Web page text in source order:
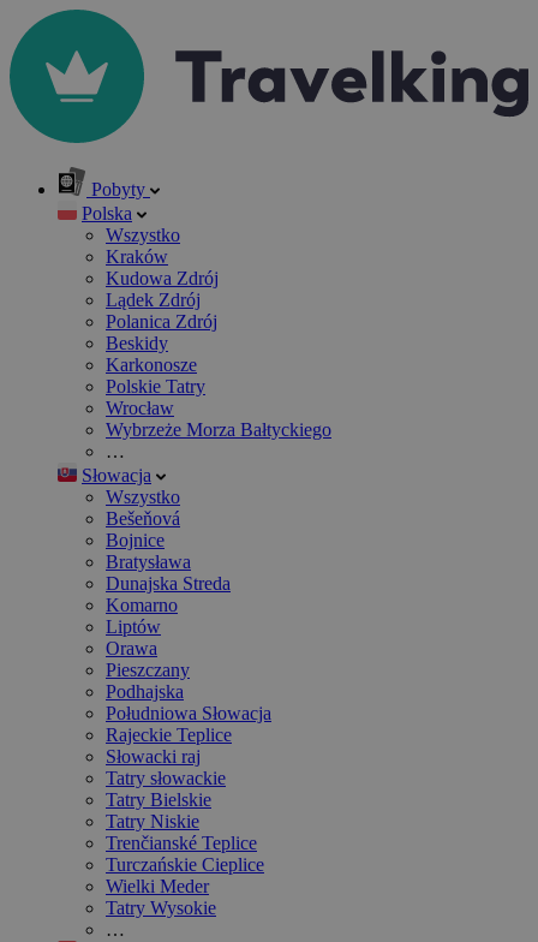
Pobyty
Polska
Wszystko
Kraków
Kudowa Zdrój
Lądek Zdrój
Polanica Zdrój
Beskidy
Karkonosze
Polskie Tatry
Wrocław
Wybrzeże Morza Bałtyckiego
…
Słowacja
Wszystko
Bešeňová
Bojnice
Bratysława
Dunajska Streda
Komarno
Liptów
Orawa
Pieszczany
Podhajska
Południowa Słowacja
Rajeckie Teplice
Słowacki raj
Tatry słowackie
Tatry Bielskie
Tatry Niskie
Trenčianské Teplice
Turczańskie Cieplice
Wielki Meder
Tatry Wysokie
…